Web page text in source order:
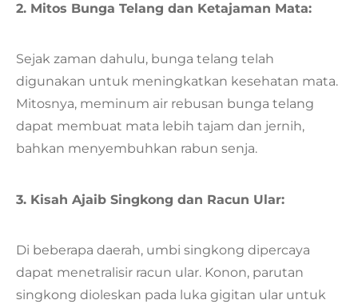
2. Mitos Bunga Telang dan Ketajaman Mata:
Sejak zaman dahulu, bunga telang telah
digunakan untuk meningkatkan kesehatan mata.
Mitosnya, meminum air rebusan bunga telang
dapat membuat mata lebih tajam dan jernih,
bahkan menyembuhkan rabun senja.
3. Kisah Ajaib Singkong dan Racun Ular:
Di beberapa daerah, umbi singkong dipercaya
dapat menetralisir racun ular. Konon, parutan
singkong dioleskan pada luka gigitan ular untuk